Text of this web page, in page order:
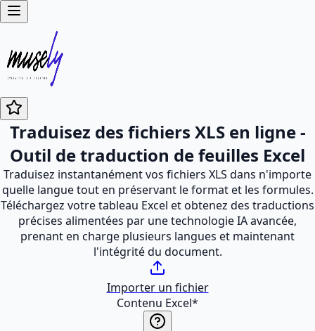
Traduisez des fichiers XLS en ligne -
Outil de traduction de feuilles Excel
Traduisez instantanément vos fichiers XLS dans n'importe
quelle langue tout en préservant le format et les formules.
Téléchargez votre tableau Excel et obtenez des traductions
précises alimentées par une technologie IA avancée,
prenant en charge plusieurs langues et maintenant
l'intégrité du document.
Importer un fichier
Contenu Excel*